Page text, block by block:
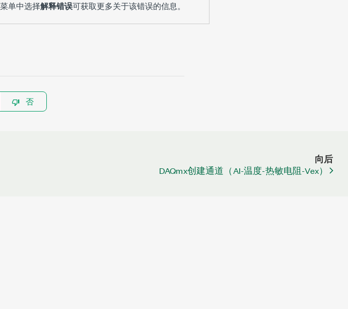
单中选择解释错误可获取更多关于该错误的信息。
否
向后
DAQmx创建通道（AI-温度-热敏电阻-Vex）